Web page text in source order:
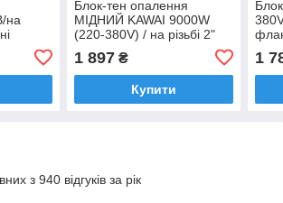
на
та
Блок-тен опалення
МІДНИЙ KAWAI 9000W
(220-380V) / на різьбі 2"
400мм
1 897₴
Купити
1
з 940 відгуків за рік